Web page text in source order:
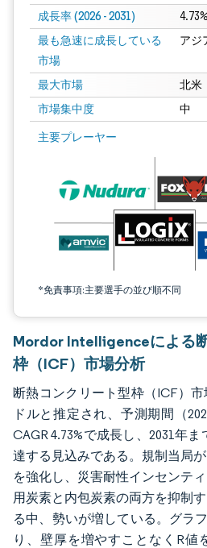
成長率 (2026 - 2031)
最も急速に成長している
市場
アジ
最大市場 北米
市場集中度 中
主要プレーヤー
*免責事項:主要選手の並び順不同
画像 © Mordor Intelligence。再利用には
Mordor Intelligenceによる
枠（ICF）市場分析
断熱コンクリート型枠（ICF）
ドルと推定され、予測期間（
CAGR 4.73%で成長し、2031年
達する見込みである。規制当局
を強化し、災害耐性インセンテ
用炭素と内包炭素の両方を抑制
る中、勢いが増している。グラ
り、壁厚を増やすことなくR値